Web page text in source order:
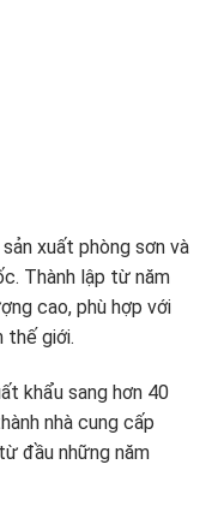
xuất phòng sơn và
Thành lập từ năm
cao, phù hợp với
thế giới.
khẩu sang hơn 40
nhà cung cấp
đầu những năm